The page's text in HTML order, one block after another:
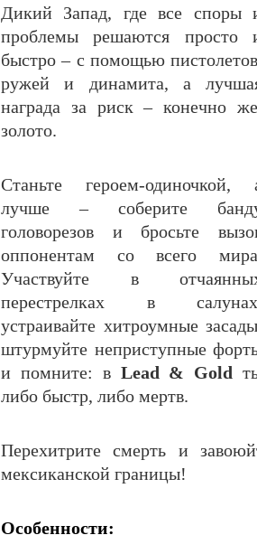
Дикий Запад, где все споры
проблемы решаются просто
быстро – с помощью
ружей и динамита, а
награда за риск – конечно
золото.
Станьте героем-одиночкой,
лучше – соберите
головорезов и бросьте
оппонентам со всего
Участвуйте в
перестрелках в
устраивайте хитроумные
штурмуйте неприступные
и помните: в Lead & Gold
либо быстр, либо мертв.
Перехитрите смерть и
мексиканской границы!
Особенности: